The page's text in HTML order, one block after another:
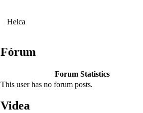
Helca
Fórum
Forum Statistics
This user has no forum posts.
Videa